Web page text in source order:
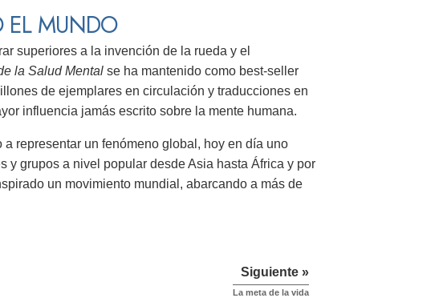
EL MUNDO
superiores a la invención de la rueda y el
la Salud Mental se ha mantenido como best-seller
de ejemplares en circulación y traducciones en
influencia jamás escrito sobre la mente humana.
representar un fenómeno global, hoy en día uno
grupos a nivel popular desde Asia hasta África y por
un movimiento mundial, abarcando a más de
Siguiente »
La meta de la vida